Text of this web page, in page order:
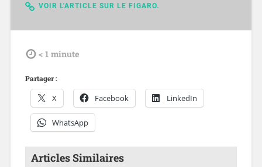
VOIR L'ARTICLE SUR LE FIGARO.
tdl < 1 minute
Partager :
X Facebook LinkedIn
WhatsApp
Articles Similaires